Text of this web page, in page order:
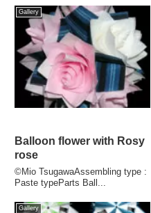
Gallery
Balloon flower with Rosy
rose
©Mio TsugawaAssembling type :
Paste typeParts Ball...
Gallery